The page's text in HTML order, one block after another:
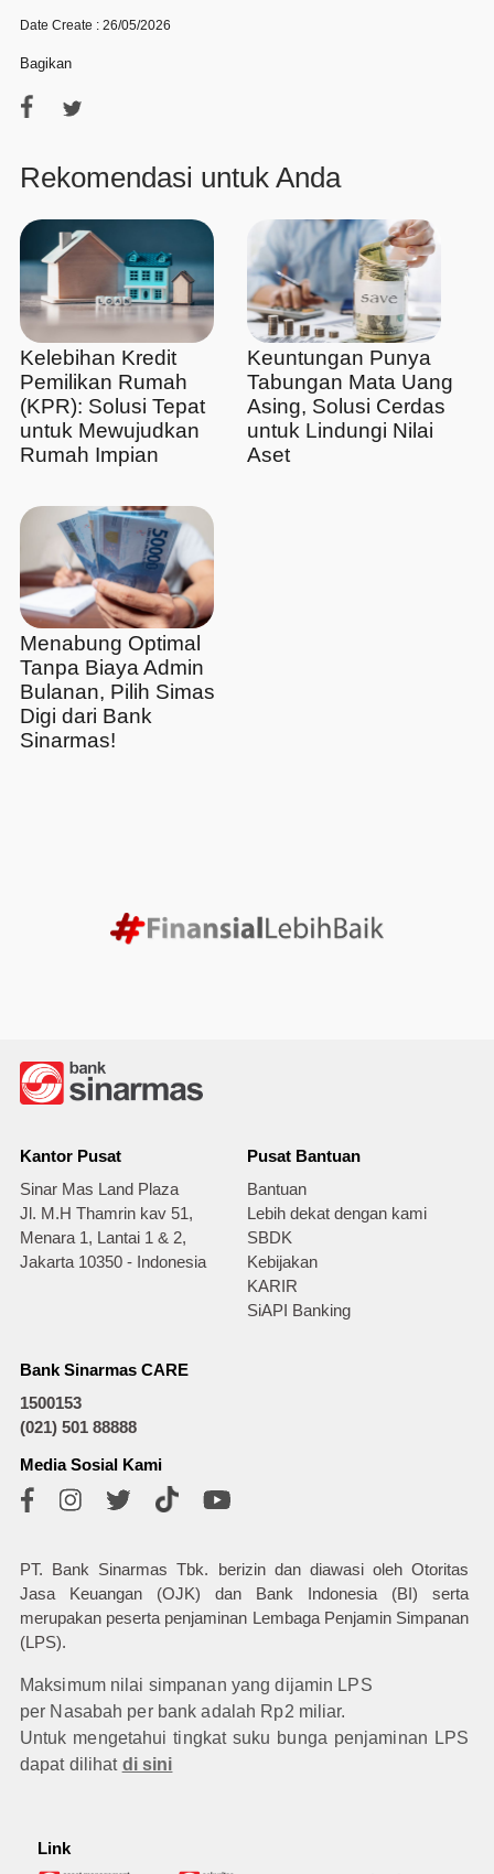
Date Create : 26/05/2026
Bagikan
Rekomendasi untuk Anda
Kelebihan Kredit
Pemilikan Rumah
(KPR): Solusi Tepat
untuk Mewujudkan
Rumah Impian
Keuntungan Punya
Tabungan Mata Uang
Asing, Solusi Cerdas
untuk Lindungi Nilai
Aset
Menabung Optimal
Tanpa Biaya Admin
Bulanan, Pilih Simas
Digi dari Bank
Sinarmas!
Kantor Pusat
Sinar Mas Land Plaza
Jl. M.H Thamrin kav 51,
Menara 1, Lantai 1 & 2,
Jakarta 10350 - Indonesia
Pusat Bantuan
Bantuan
Lebih dekat dengan kami
SBDK
Kebijakan
KARIR
SiAPI Banking
Bank Sinarmas CARE
1500153
(021) 501 88888
Media Sosial Kami
PT. Bank Sinarmas Tbk. berizin dan diawasi oleh Otoritas
Jasa Keuangan (OJK) dan Bank Indonesia (BI) serta
merupakan peserta penjaminan Lembaga Penjamin Simpanan
(LPS).
Maksimum nilai simpanan yang dijamin LPS
per Nasabah per bank adalah Rp2 miliar.
Untuk mengetahui tingkat suku bunga penjaminan LPS
dapat dilihat di sini
Link